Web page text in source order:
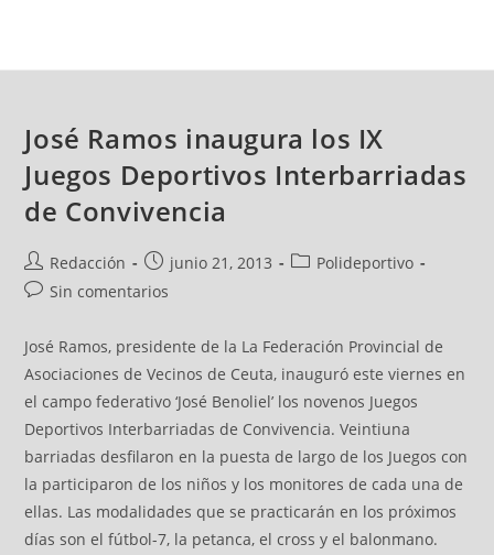
José Ramos inaugura los IX
Juegos Deportivos Interbarriadas
de Convivencia
Redacción junio 21, 2013
Polideportivo
Sin comentarios
José Ramos, presidente de la La Federación Provincial de
Asociaciones de Vecinos de Ceuta, inauguró este viernes en
el campo federativo ‘José Benoliel’ los novenos Juegos
Deportivos Interbarriadas de Convivencia. Veintiuna
barriadas desfilaron en la puesta de largo de los Juegos con
la participaron de los niños y los monitores de cada una de
ellas. Las modalidades que se practicarán en los próximos
días son el fútbol-7, la petanca, el cross y el balonmano.